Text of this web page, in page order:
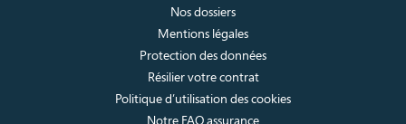
Nos dossiers
Mentions légales
Protection des données
Résilier votre contrat
Politique d’utilisation des cookies
Notre FAQ assurance